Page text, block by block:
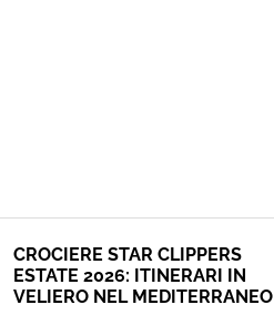
CROCIERE STAR CLIPPERS
ESTATE 2026: ITINERARI IN
VELIERO NEL MEDITERRANEO